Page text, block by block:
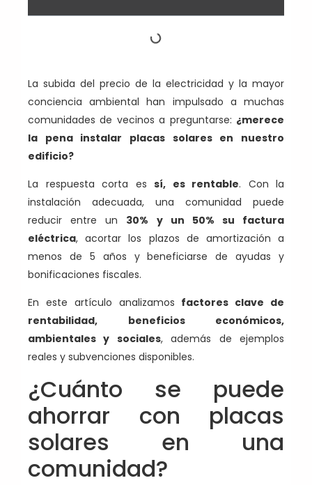
La subida del precio de la electricidad y la mayor
conciencia ambiental han impulsado a muchas
comunidades de vecinos a preguntarse: ¿merece
la pena instalar placas solares en nuestro
edificio?
La respuesta corta es sí, es rentable. Con la
instalación adecuada, una comunidad puede
reducir entre un 30% y un 50% su factura
eléctrica, acortar los plazos de amortización a
menos de 5 años y beneficiarse de ayudas y
bonificaciones fiscales.
En este artículo analizamos factores clave de
rentabilidad, beneficios económicos,
ambientales y sociales, además de ejemplos
reales y subvenciones disponibles.
¿Cuánto se puede
ahorrar con placas
solares en una
comunidad?